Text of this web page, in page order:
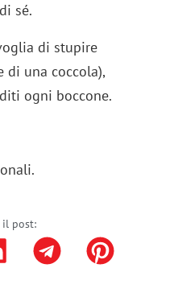
sé.
di stupire
di una coccola),
ogni boccone.
post: